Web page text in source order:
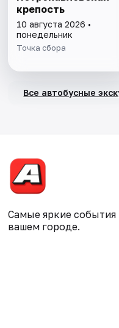
крепость
10 августа 2026 •
понедельник
Точка сбора
Все автобусные
Самые яркие события
вашем городе.